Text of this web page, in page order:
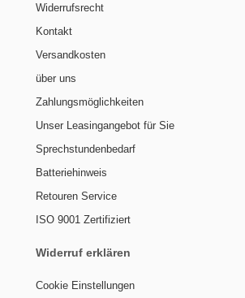
Widerrufsrecht
Kontakt
Versandkosten
über uns
Zahlungsmöglichkeiten
Unser Leasingangebot für Sie
Sprechstundenbedarf
Batteriehinweis
Retouren Service
ISO 9001 Zertifiziert
Widerruf erklären
Cookie Einstellungen